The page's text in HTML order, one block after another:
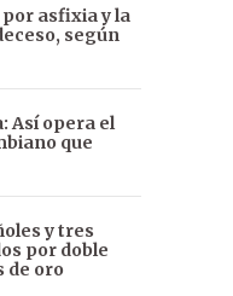
asfixia y la
según
Así opera el
que
y tres
por doble
de oro